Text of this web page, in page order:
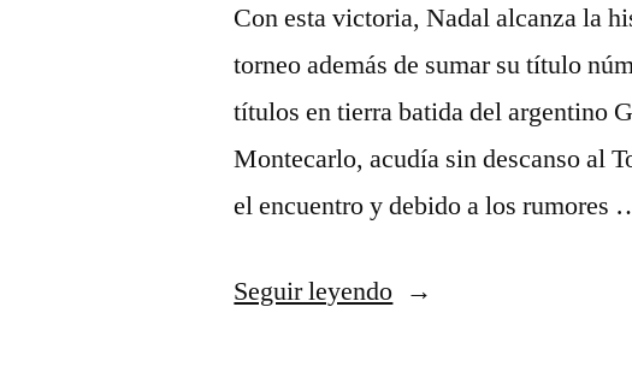
Con esta victoria, Nadal alcanza la
torneo además de sumar su título
títulos en tierra batida del argentino
Montecarlo, acudía sin descanso al
el encuentro y debido a los rumores
Seguir leyendo«camisetas